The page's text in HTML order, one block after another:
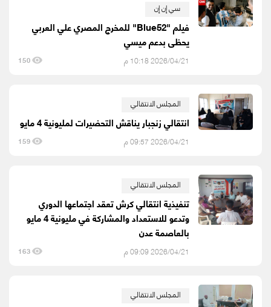
سي إن إن
فيلم "Blue52" للمخرج المصري علي العربي
يحظى بدعم ميسي
2026/04/21 10:18 م 150
المجلس الانتقالي
انتقالي زنجبار يناقش التحضيرات لمليونية 4 مايو
2026/04/21 09:57 م 159
المجلس الانتقالي
تنفيذية انتقالي كرش تعقد اجتماعها الدوري
وتدعو للاستعداد والمشاركة في مليونية 4 مايو
بالعاصمة عدن
2026/04/21 09:09 م 163
المجلس الانتقالي